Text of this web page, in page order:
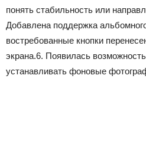
понять стабильность или
Добавлена поддержка
востребованные кнопки
экрана.6. Появилась
устанавливать фоновые